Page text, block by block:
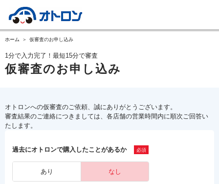
ホーム 仮審査のお申し込み
1分で入力完了！最短15分で審査
仮審査のお申し込み
オトロンへの仮審査のご依頼、誠にありがとうございます。
審査結果のご連絡につきましては、各店舗の営業時間内に順次ご回答い
たします。
過去にオトロンで購入したことがあるか
あり なし